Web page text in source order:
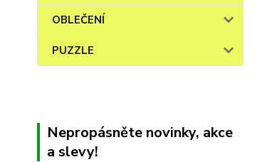
OBLEČENÍ
PUZZLE
Nepropásněte novinky, akce
a slevy!